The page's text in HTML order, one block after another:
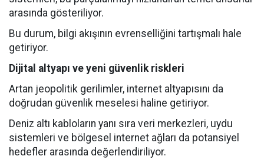
arasında gösteriliyor.
Bu durum, bilgi akışının evrenselliğini tartışmalı hale
getiriyor.
Dijital altyapı ve yeni güvenlik riskleri
Artan jeopolitik gerilimler, internet altyapısını da
doğrudan güvenlik meselesi haline getiriyor.
Deniz altı kabloların yanı sıra veri merkezleri, uydu
sistemleri ve bölgesel internet ağları da potansiyel
hedefler arasında değerlendiriliyor.